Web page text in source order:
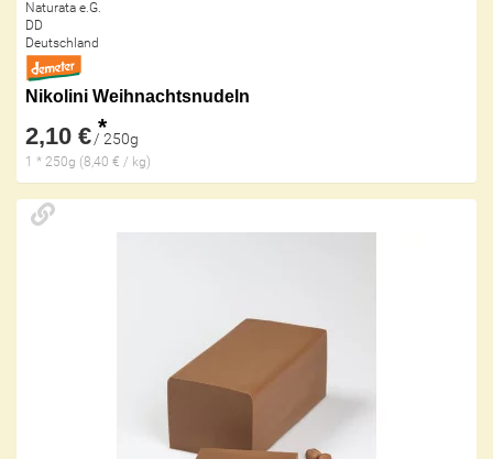
Naturata e.G.
DD
Deutschland
Nikolini Weihnachtsnudeln
2,10 € *
/ 250g
1 * 250g (8,40 € / kg)